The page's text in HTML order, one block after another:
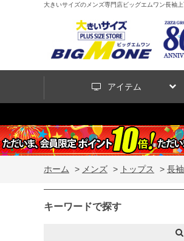
大きいサイズのメンズ専門店ビッグエムワン長袖
アイテム
ホーム > メンズ > トップス > 長
キーワードで探す